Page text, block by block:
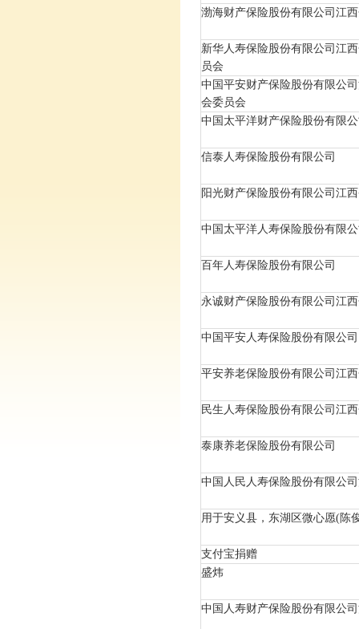
渤海财产保险股份有限公司江
新华人寿保险股份有限公司江
员会
中国平安财产保险股份有限公
会委员会
中国太平洋财产保险股份有限
信泰人寿保险股份有限公司
阳光财产保险股份有限公司江
中国太平洋人寿保险股份有限
百年人寿保险股份有限公司
永诚财产保险股份有限公司江
中国平安人寿保险股份有限公司
平安养老保险股份有限公司江
民生人寿保险股份有限公司江
泰康养老保险股份有限公司
中国人民人寿保险股份有限公
用于安义县，东湖区微心愿(陈
支付宝捐赠
盛炜
中国人寿财产保险股份有限公